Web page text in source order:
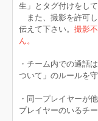
生」とタグ付けをし
また、撮影を許可
伝えて下さい。 撮影
ん。
・チーム内での通話
ついて」のルールを
・同一プレイヤーが
プレイヤーのいるチ